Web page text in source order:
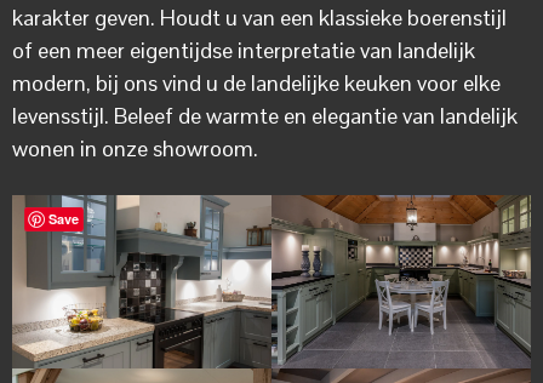
karakter geven. Houdt u van een klassieke boerenstijl
of een meer eigentijdse interpretatie van landelijk
modern, bij ons vind u de landelijke keuken voor elke
levensstijl. Beleef de warmte en elegantie van landelijk
wonen in onze showroom.
Save